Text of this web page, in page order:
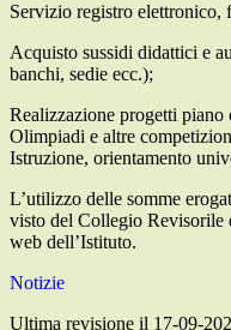
Servizio registro elettronico,
Acquisto sussidi didattici e
banchi, sedie ecc.);
Realizzazione progetti
Olimpiadi e altre
Istruzione, orientamento
L’utilizzo delle somme
visto del Collegio Revisorile
web dell’Istituto.
Notizie
Ultima revisione il 17-09-